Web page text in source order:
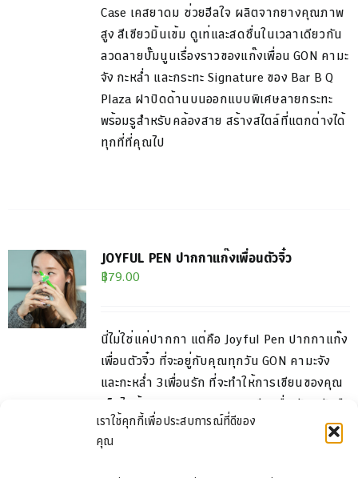
เราใช้คุกกี้เพื่อประสบการณ์ที่ดีของ
คุณ
Case เคสยาดม ช่วยฮีลใจ ผลิตจากยางคุณภาพ
สูง สีเขียวมิ้นเข้ม ดูเท่และสดชื่นในเวลาเดียวกัน
ลวดลายปั๊มนูนเรื่องราวของแก๊งเพื่อน GON คามะ
จัง กะหล่ำ และกระทะ Signature ของ Bar B Q
Plaza ฝาปิดด้านบนออกแบบพิเศษลายกระทะ
พร้อมรูสำหรับคล้องสาย สร้างสไตล์ที่แตกต่างได้
ทุกที่ที่คุณไป
JOYFUL PEN ปากกาแก๊งเพื่อนตัวจิ๋ว
฿79.00
นี่ไม่ใช่แค่ปากกา แต่คือ Joyful Pen ปากกาแก๊ง
เพื่อนตัวจิ๋ว ที่จะอยู่กับคุณทุกวัน GON คามะจัง
และกะหล่ำ 3เพื่อนรัก ที่จะทำให้การเขียนของคุณ
เต็มไปด้วยความสนุก ปากกาเขียนลื่น จับถนัดมือ
พร้อมลูกเล่นหัวปากกาถอดออกได้ นำไปสร้างตัว
ตนบนของใช้รอบตัวคุณ ไม่ว่าจะติดกับสายชาร์จ